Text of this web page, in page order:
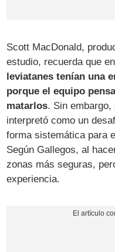
Scott MacDonald,
estudio, recuerda que
leviatanes tenían una
porque el equipo
matarlos. Sin
interpretó como un
forma sistemática para
Según Gallegos, al
zonas más seguras,
experiencia.